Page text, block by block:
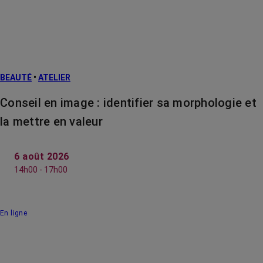
BEAUTÉ • ATELIER
Conseil en image : identifier sa morphologie et
la mettre en valeur
6 août 2026
14h00 - 17h00
En ligne